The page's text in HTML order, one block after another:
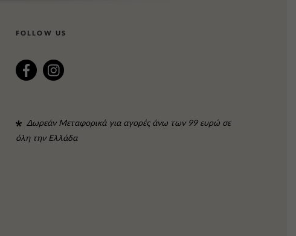
FOLLOW US
Δωρεάν Μεταφορικά για αγορές άνω των 99 ευρώ σε
όλη την Ελλάδα